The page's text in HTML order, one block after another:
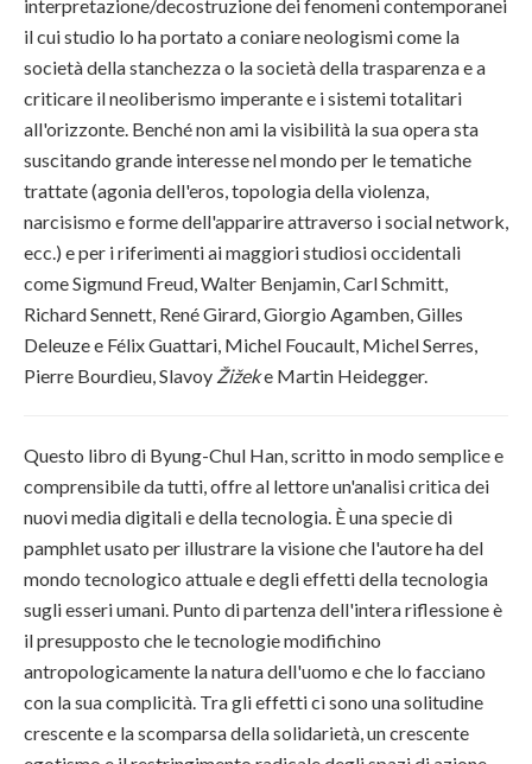
interpretazione/decostruzione dei fenomeni contemporanei
il cui studio lo ha portato a coniare neologismi come la
società della stanchezza o la società della trasparenza e a
criticare il neoliberismo imperante e i sistemi totalitari
all'orizzonte. Benché non ami la visibilità la sua opera sta
suscitando grande interesse nel mondo per le tematiche
trattate (agonia dell'eros, topologia della violenza,
narcisismo e forme dell'apparire attraverso i social network,
ecc.) e per i riferimenti ai maggiori studiosi occidentali
come Sigmund Freud, Walter Benjamin, Carl Schmitt,
Richard Sennett, René Girard, Giorgio Agamben, Gilles
Deleuze e Félix Guattari, Michel Foucault, Michel Serres,
Pierre Bourdieu, Slavoy Žižeke Martin Heidegger.
Questo libro di Byung-Chul Han, scritto in modo semplice e
comprensibile da tutti, offre al lettore un'analisi critica dei
nuovi media digitali e della tecnologia. È una specie di
pamphlet usato per illustrare la visione che l'autore ha del
mondo tecnologico attuale e degli effetti della tecnologia
sugli esseri umani. Punto di partenza dell'intera riflessione è
il presupposto che le tecnologie modifichino
antropologicamente la natura dell'uomo e che lo facciano
con la sua complicità. Tra gli effetti ci sono una solitudine
crescente e la scomparsa della solidarietà, un crescente